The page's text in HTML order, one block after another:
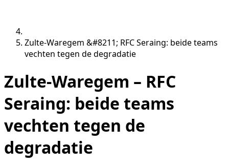
Zulte-Waregem &#8211; RFC Seraing: beide teams
vechten tegen de degradatie
Zulte-Waregem – RFC
Seraing: beide teams
vechten tegen de
degradatie